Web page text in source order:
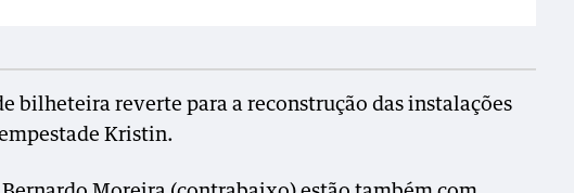
bilheteira reverte para a reconstrução das instalações
Kristin.